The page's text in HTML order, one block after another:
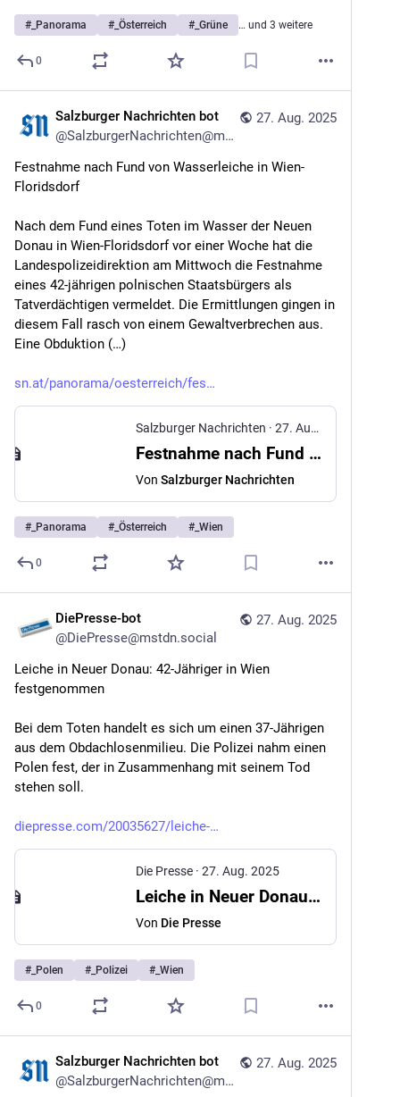
# _Panorama # _Österreich # _Grüne … und 3 weitere
0
27. Aug. 2025
Salzburger Nachrichten bot
@SalzburgerNachrichten@mstdn.social
Festnahme nach Fund von Wasserleiche in Wien-
Floridsdorf
Nach dem Fund eines Toten im Wasser der Neuen
Donau in Wien-Floridsdorf vor einer Woche hat die
Landespolizeidirektion am Mittwoch die Festnahme
eines 42-jährigen polnischen Staatsbürgers als
Tatverdächtigen vermeldet. Die Ermittlungen gingen in
diesem Fall rasch von einem Gewaltverbrechen aus.
Eine Obduktion (…)
sn.at/panorama/oesterreich/fes
Salzburger Nachrichten · 27. Aug. 2025
Festnahme nach Fund von Wasserleiche in Wien-Floridsdorf
Von Salzburger Nachrichten
# _Panorama # _Österreich # _Wien
0
27. Aug. 2025
DiePresse-bot
@DiePresse@mstdn.social
Leiche in Neuer Donau: 42-Jähriger in Wien
festgenommen
Bei dem Toten handelt es sich um einen 37-Jährigen
aus dem Obdachlosenmilieu. Die Polizei nahm einen
Polen fest, der in Zusammenhang mit seinem Tod
stehen soll.
diepresse.com/20035627/leiche-
Die Presse · 27. Aug. 2025
Leiche in Neuer Donau: 42-Jähriger in Wien festgenommen
Von Die Presse
# _Polen # _Polizei # _Wien
0
27. Aug. 2025
Salzburger Nachrichten bot
@SalzburgerNachrichten@mstdn.social